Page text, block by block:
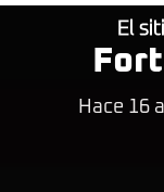
El
Hace 16